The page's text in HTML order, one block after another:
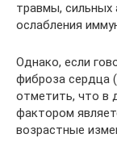
травмы, сильных
ослабления
Однако, если
фиброза сердца
отметить, что в
фактором
возрастные